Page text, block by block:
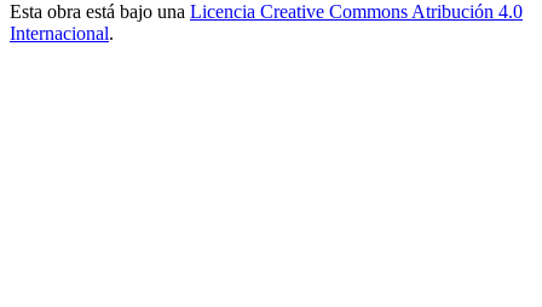
Esta obra está bajo una Licencia Creative Commons Atribución 4.0
Internacional.